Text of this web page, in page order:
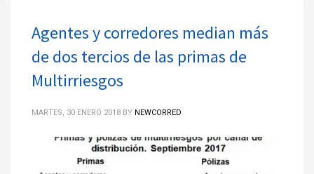
Agentes y corredores median más
de dos tercios de las primas de
Multirriesgos
MARTES, 30 ENERO 2018 BY NEWCORRED